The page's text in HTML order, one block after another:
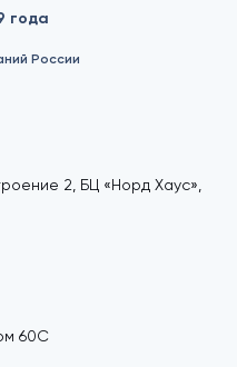
года
России
2, БЦ «Норд Хаус»,
60С